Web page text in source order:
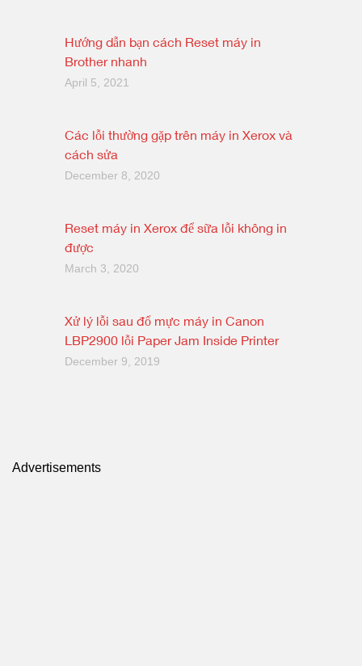
Hướng dẫn bạn cách Reset máy in
Brother nhanh
April 5, 2021
Các lỗi thường gặp trên máy in Xerox và
cách sửa
December 8, 2020
Reset máy in Xerox để sữa lỗi không in
được
March 3, 2020
Xử lý lỗi sau đổ mực máy in Canon
LBP2900 lỗi Paper Jam Inside Printer
December 9, 2019
Advertisements